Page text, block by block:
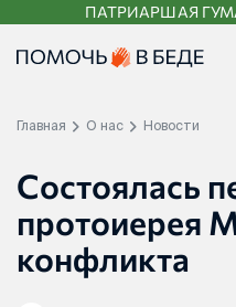
контенту
ПАТРИАРШАЯ
Главная О нас Новости
Состоялась
протоиерея
конфликта